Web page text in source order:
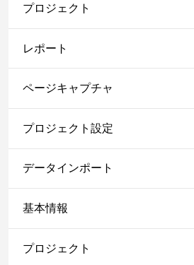
プロジェクト
プロジェクト切り替え
レポート
ページレポート
コンテンツ名登録
フィルタ
カスタムディメンションレポー
ト
ページキャプチャ
自動クローラー設定
プロジェクト設定
プロジェクト情報
クロスドメイン
データインポート
基本情報
プロジェクト